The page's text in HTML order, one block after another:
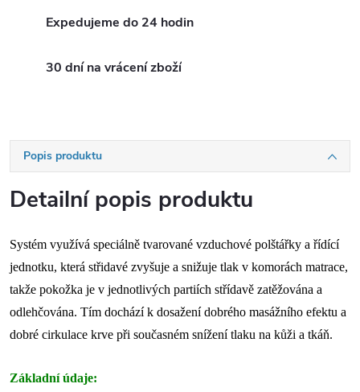
Expedujeme do 24 hodin
30 dní na vrácení zboží
Popis produktu
Detailní popis produktu
Systém využívá speciálně tvarované vzduchové polštářky a řídící
jednotku, která střidavé zvyšuje a snižuje tlak v komorách matrace,
takže pokožka je v jednotlivých partiích střídavě zatěžována a
odlehčována. Tím dochází k dosažení dobrého masážního efektu a
dobré cirkulace krve při současném snížení tlaku na kůži a tkáň.
Základní údaje: